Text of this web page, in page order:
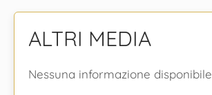
ALTRI MEDIA
Nessuna informazione disponibile